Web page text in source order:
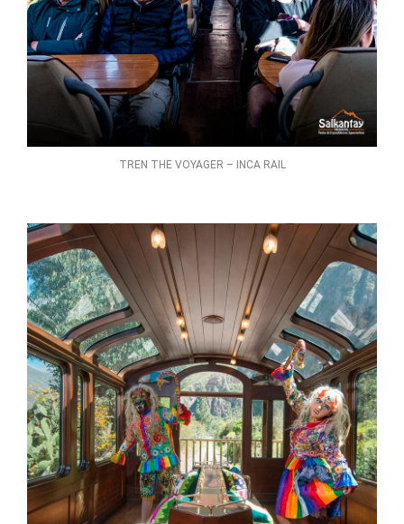
TREN THE VOYAGER – INCA RAIL